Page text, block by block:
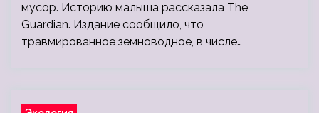
мусор. Историю малыша рассказала The
Guardian. Издание сообщило, что
травмированное земноводное, в числе…